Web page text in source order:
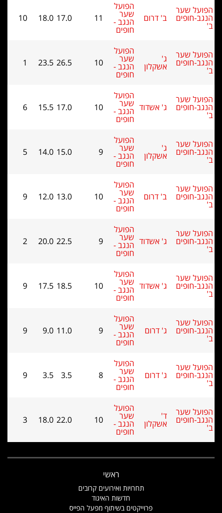
שער
חופים ב' דרום
הפועל
שער
הנגב - 11
18.0
10
שער
חופים ג'
אשקלון
הפועל
הנגב -
חופים
10
23.5
1
שער
חופים ג' אשדוד
הפועל
שער
הנגב - 10
15.5
6
שער
חופים ג'
אשקלון
הפועל
הנגב -
חופים
9
14.0
5
שער
חופים ב' דרום
הפועל
שער
הנגב - 10
12.0
9
שער
חופים ג' אשדוד
הפועל
שער
הנגב - 9
20.0
2
שער
חופים ג' אשדוד
הפועל
שער
הנגב - 10
17.5
9
שער
חופים ג' דרום
הפועל
שער
הנגב - 9
9.0
9
שער
חופים ג' דרום
הפועל
שער
הנגב - 8
3.5
9
שער
חופים ד'
אשקלון
הפועל
הנגב -
חופים
10
18.0
3
תחרויות ואירועים קרובים
חדשות האיגוד
פרוייקטים בשיתוף מפעל הפייס